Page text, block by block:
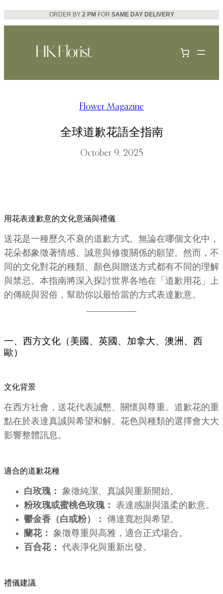
Skip
to
ORDER BY 2 PM FOR SAME DAY DELIVERY
Flower Magazine
全球道歉花語全指南
October 9, 2025
用花表達歉意的文化意涵與禮儀
送花是一種歷久不衰的道歉方式。無論在哪個文化中，
花朵都象徵著情感、誠意與修復關係的願望。然而，不
同的文化對花的種類、顏色與贈送方式都有不同的理解
與禁忌。本指南將深入探討世界各地在「道歉用花」上
的傳統與習俗，幫助你以最恰當的方式表達歉意。
一、西方文化（美國、英國、加拿大、澳洲、西
歐）
文化背景
在西方社會，送花代表誠懇、關懷與尊重。道歉花的重
點在於表達真誠與希望和解。花色與種類的選擇會大大
影響整體訊息。
適合的道歉花種
白玫瑰：
象徵純潔、真誠與重新開始。
粉玫瑰或蜜桃色玫瑰：
表達感謝與溫柔的歉意。
鬱金香（白或粉）：
傳達寬恕與希望。
蘭花：
象徵尊重與高雅，適合正式場合。
百合花：
代表淨化與重新出發。
禮儀建議